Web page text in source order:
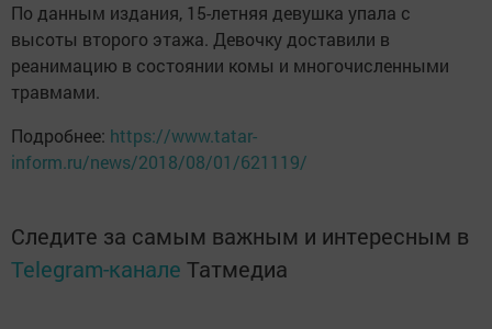
По данным издания, 15-летняя девушка упала с
высоты второго этажа. Девочку доставили в
реанимацию в состоянии комы и многочисленными
травмами.
Подробнее: https://www.tatar-
inform.ru/news/2018/08/01/621119/
Следите за самым важным и интересным в
Telegram-канале Татмедиа